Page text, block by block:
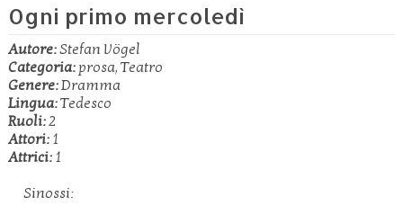
Ogni primo mercoledì
Autore:Stefan Vögel
Categoria:prosa, Teatro
Genere:Dramma
Lingua:Tedesco
Ruoli:2
Attori:1
Attrici:1
Sinossi: